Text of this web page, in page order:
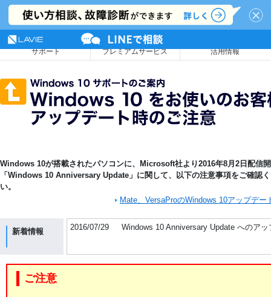
NEC LAVIE公式サイト
サポート プレミアムサービス 活用情報
Windows 10が搭載されたパソコンに、Microsoft社より2016年8月2日配信
「Windows 10 Anniversary Update」に関して、以下の注意事項をご確認
い。
Mate、VersaProのWindows 10アップデー
新着情報 2016/07/29 Windows 10 Anniversary Update へのア
ご注意